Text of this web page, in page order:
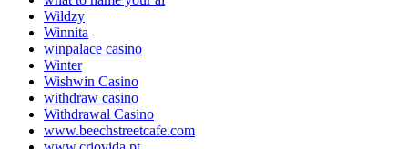
Wildzy
Winnita
winpalace casino
Winter
Wishwin Casino
withdraw casino
Withdrawal Casino
www.beechstreetcafe.com